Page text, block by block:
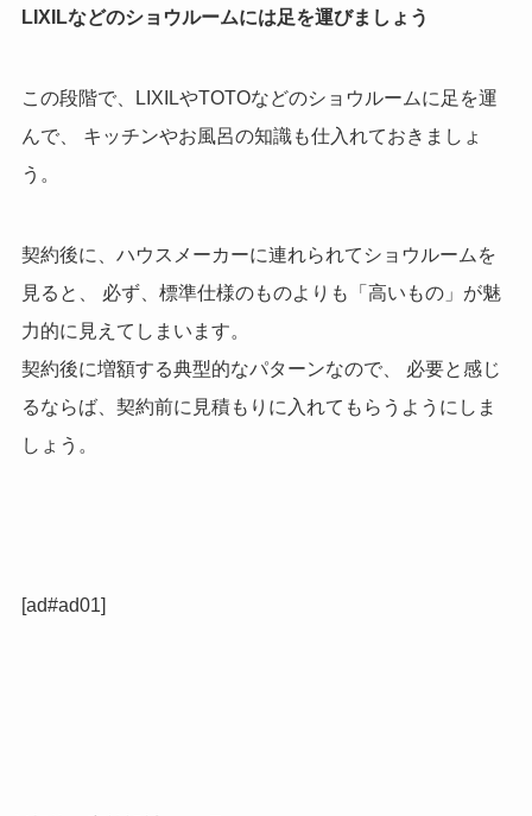
LIXILなどのショウルームには足を運びましょう
この段階で、LIXILやTOTOなどのショウルームに足を運
んで、 キッチンやお風呂の知識も仕入れておきましょ
う。
契約後に、ハウスメーカーに連れられてショウルームを
見ると、 必ず、標準仕様のものよりも「高いもの」が魅
力的に見えてしまいます。
契約後に増額する典型的なパターンなので、 必要と感じ
るならば、契約前に見積もりに入れてもらうようにしま
しょう。
[ad#ad01]